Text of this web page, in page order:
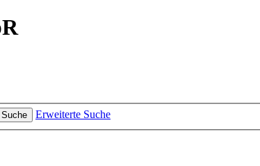
Suche Erweiterte Suche